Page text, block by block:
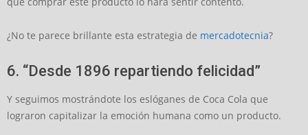
¿No te parece brillante esta estrategia de mercadotecnia?
6. “Desde 1896 repartiendo felicidad”
Y seguimos mostrándote los eslóganes de Coca Cola que
lograron capitalizar la emoción humana como un producto.